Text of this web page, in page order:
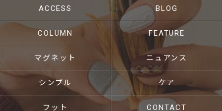
ACCESS BLOG
COLUMN FEATURE
マグネット ニュアンス
シンプル ケア
フット CONTACT